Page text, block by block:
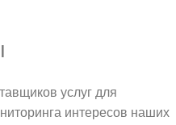
услуг для
интересов наших